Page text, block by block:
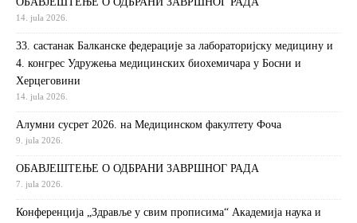
14. jula 2026.
33. састанак Балканске федерације за лабораторијску медицину и
4. конгрес Удружења медицинских биохемичара у Босни и
Херцеговини
14. jula 2026.
Алумни сусрет 2026. на Медицинском факултету Фоча
9. jula 2026.
ОБАВЈЕШТЕЊЕ О ОДБРАНИ ЗАВРШНОГ РАДА
7. jula 2026.
Конференција „Здравље у свим прописима“ Академија наука и